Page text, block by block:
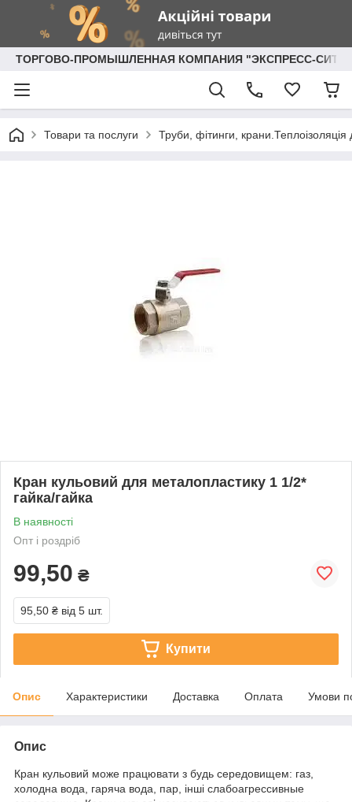
ТОРГОВО-ПРОМЫШЛЕННАЯ КОМПАНИЯ "ЭКСПРЕСС-СИТИ"
Товари та послуги Труби, фітинги, крани.Теплоізоляція
Кран кульовий для металопластику 1 1/2*
гайка/гайка
В наявності
Опт і роздріб
99,50 ₴
95,50 ₴ від 5 шт.
Купити
Опис Характеристики Доставка Оплата Умови
Опис
Кран кульовий може працювати з будь середовищем: газ,
холодна вода, гаряча вода, пар, інші слабоагрессивные